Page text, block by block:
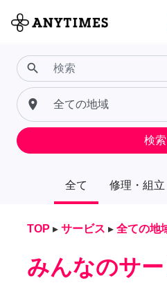
全て 修理・組立
search
place
検索
TOP ▸ サービス ▸ 全ての地
みんなのサ